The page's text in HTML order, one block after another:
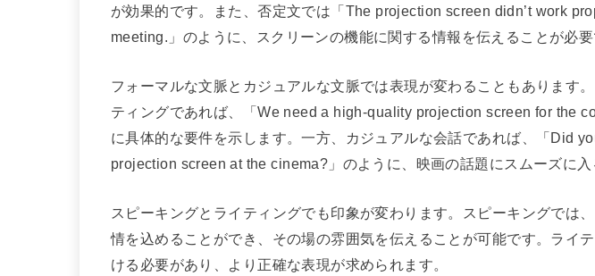
が効果的です。また、否定文では「The projection screen didn’t work
meeting.」のように、スクリーンの機能に関する情報を伝えることが必要
フォーマルな文脈とカジュアルな文脈では表現が変わることもあります
ティングであれば、「We need a high-quality projection screen for the
に具体的な要件を示します。一方、カジュアルな会話であれば、「Did
projection screen at the cinema?」のように、映画の話題にスムーズに入
スピーキングとライティングでも印象が変わります。スピーキングでは
情を込めることができ、その場の雰囲気を伝えることが可能です。ライ
ける必要があり、より正確な表現が求められます。